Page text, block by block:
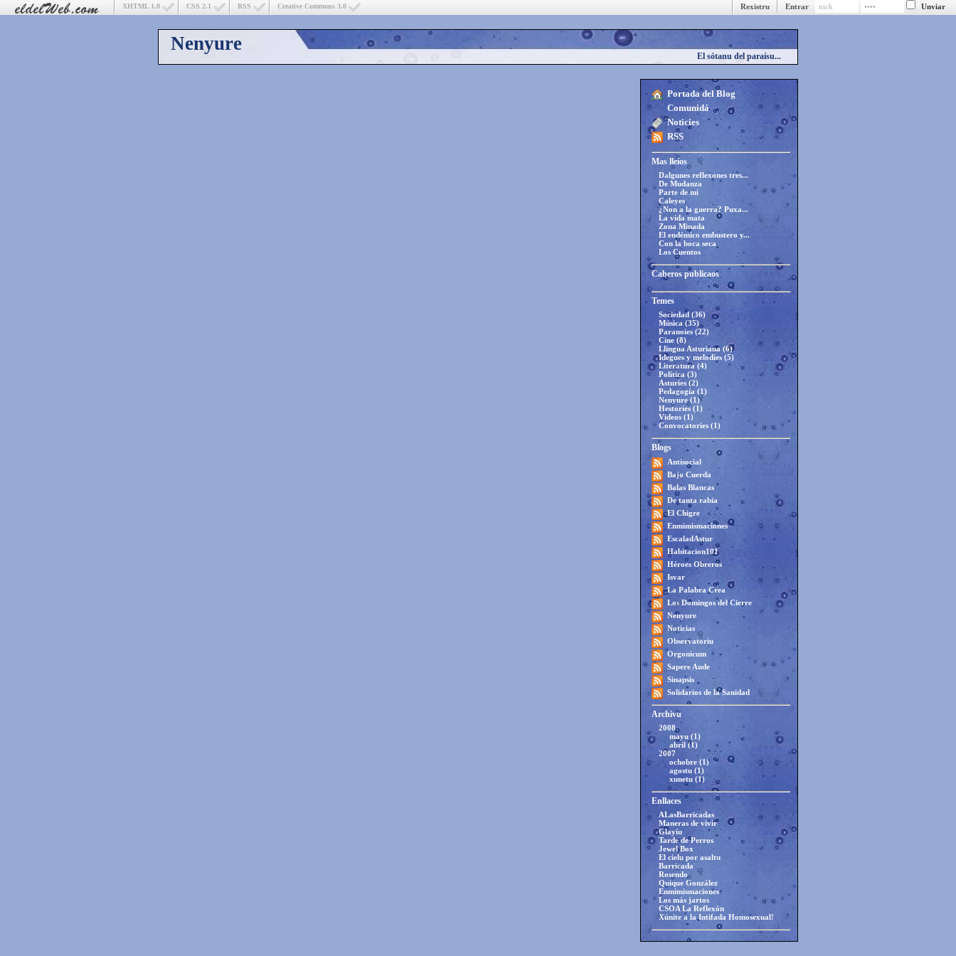
Creative Commons 3.0
RSS
CSS 2.1
XHTML 1.0 Entrar
Rexistru
Nenyure
El sótanu del paraísu...
Portada del Blog
Comunidá
Noticies
RSS
Mas lleíos
Dalgunes reflexones tres...
De Mudanza
Parte de mi
Caleyes
¿Non a la guerra? Puxa...
La vida mata
Zona Minada
El endémico embustero y...
Con la boca seca
Los Cuentos
Caberos publicaos
Temes
Sociedad (36)
Música (35)
Paranoies (22)
Cine (8)
Llingua Asturiana (6)
Idegues y melodíes (5)
Literatura (4)
Política (3)
Asturies (2)
Pedagogía (1)
Nenyure (1)
Hestories (1)
Videos (1)
Convocatories (1)
Blogs
Antisocial
Bajo Cuerda
Balas Blancas
De tanta rabia
El Chigre
Enmimismaciones
EscaladAstur
Habitacion101
Héroes Obreros
Isvar
La Palabra Crea
Los Domingos del Cierre
Nenyure
Noticias
Observatoriu
Orgonicum
Sapere Aude
Sinapsis
Solidarios de la Sanidad
Archivu
2008
mayu (1)
abril (1)
2007
ochobre (1)
agostu (1)
xunetu (1)
Enllaces
ALasBarricadas
Maneras de vivir
Glayíu
Tarde de Perros
Jewel Box
El cielu por asaltu
Barricada
Rosendo
Quique González
Enmimismaciones
Los más jartos
CSOA La Reflexón
Xúnite a la Intifada Homosexual!